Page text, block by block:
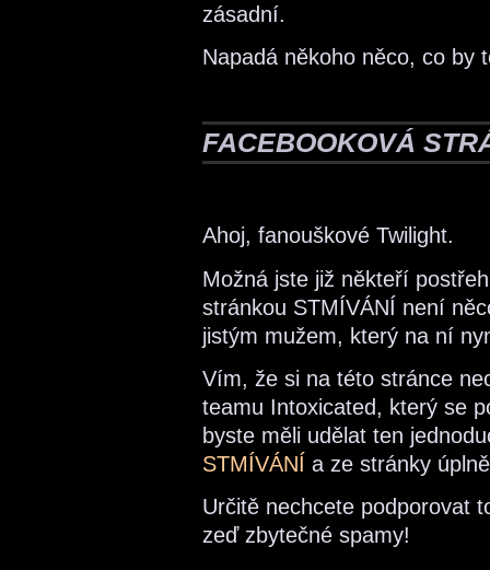
zásadní.
Napadá někoho něco, co by
FACEBOOKOVÁ
Ahoj, fanouškové Twilight.
Možná jste již někteří
stránkou STMÍVÁNÍ není
jistým mužem, který na ní
Vím, že si na této stránce
teamu Intoxicated, který se
byste měli udělat ten
STMÍVÁNÍ a ze stránky
Určitě nechcete podporovat
zeď zbytečné spamy!